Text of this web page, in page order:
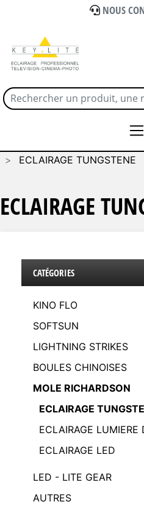
NOUS
ECLAIRAGE TUNGSTENE
ECLAIRAGE
CATÉGORIES
KINO FLO
SOFTSUN
LIGHTNING STRIKES
BOULES CHINOISES
MOLE RICHARDSON
ECLAIRAGE
ECLAIRAGE LUMIERE
ECLAIRAGE LED
LED - LITE GEAR
AUTRES